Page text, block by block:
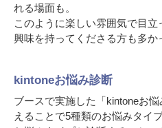
れる場面も。
このように楽しい雰囲気で目立
興味を持ってくださる方も多か
kintoneお悩み診断
ブースで実施した「kintoneお
えることで5種類のお悩みタイ